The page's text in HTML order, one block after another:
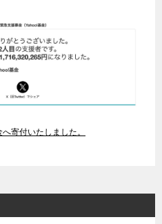
寄付いたしました。